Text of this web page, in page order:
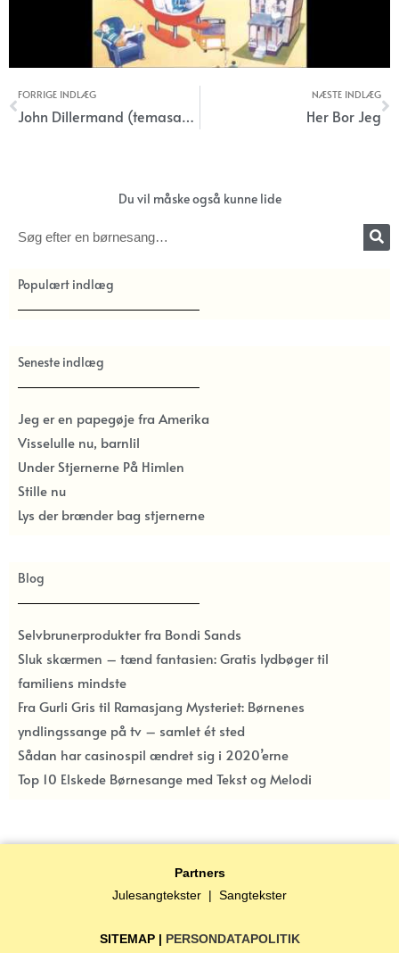
Tidligere
FORRIGE INDLÆG
John Dillermand (temasang)
NÆSTE INDLÆG
Her Bor Jeg
Du vil måske også kunne lide
Søg
Populært indlæg
Seneste indlæg
Jeg er en papegøje fra Amerika
Visselulle nu, barnlil
Under Stjernerne På Himlen
Stille nu
Lys der brænder bag stjernerne
Blog
Selvbrunerprodukter fra Bondi Sands
Sluk skærmen – tænd fantasien: Gratis lydbøger til
familiens mindste
Fra Gurli Gris til Ramasjang Mysteriet: Børnenes
yndlingssange på tv – samlet ét sted
Sådan har casinospil ændret sig i 2020’erne
Top 10 Elskede Børnesange med Tekst og Melodi
Partners
Julesangtekster
Sangtekster
SITEMAP| PERSONDATAPOLITIK